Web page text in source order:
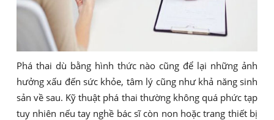
Phá thai dù bằng hình thức nào cũng để lại những ảnh
hưởng xấu đến sức khỏe, tâm lý cũng như khả năng sinh
sản về sau. Kỹ thuật phá thai thường không quá phức tạp
tuy nhiên nếu tay nghề bác sĩ còn non hoặc trang thiết bị